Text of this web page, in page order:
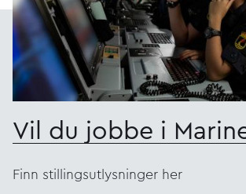
Vil du jobbe i
Finn stillingsutlysninger her